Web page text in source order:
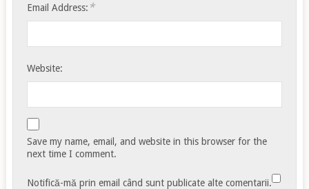
Email Address: *
Website:
Save my name, email, and website in this browser for the
next time I comment.
Notifică-mă prin email când sunt publicate alte comentarii.